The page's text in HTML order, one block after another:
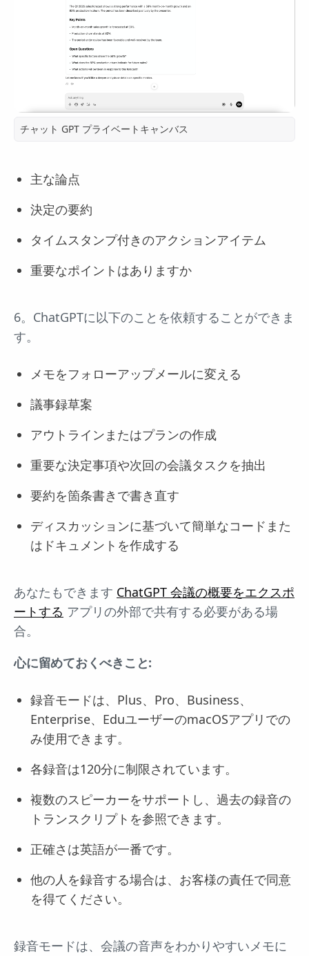
チャット GPT プライベートキャンバス
主な論点
決定の要約
タイムスタンプ付きのアクションアイテム
重要なポイントはありますか
6。ChatGPTに以下のことを依頼することができま
す。
メモをフォローアップメールに変える
議事録草案
アウトラインまたはプランの作成
重要な決定事項や次回の会議タスクを抽出
要約を箇条書きで書き直す
ディスカッションに基づいて簡単なコードまた
はドキュメントを作成する
あなたもできます ChatGPT 会議の概要をエクスポ
ートする アプリの外部で共有する必要がある場
合。
心に留めておくべきこと:
録音モードは、Plus、Pro、Business、
Enterprise、EduユーザーのmacOSアプリでの
み使用できます。
各録音は120分に制限されています。
複数のスピーカーをサポートし、過去の録音の
トランスクリプトを参照できます。
正確さは英語が一番です。
他の人を録音する場合は、お客様の責任で同意
を得てください。
録音モードは、会議の音声をわかりやすいメモに